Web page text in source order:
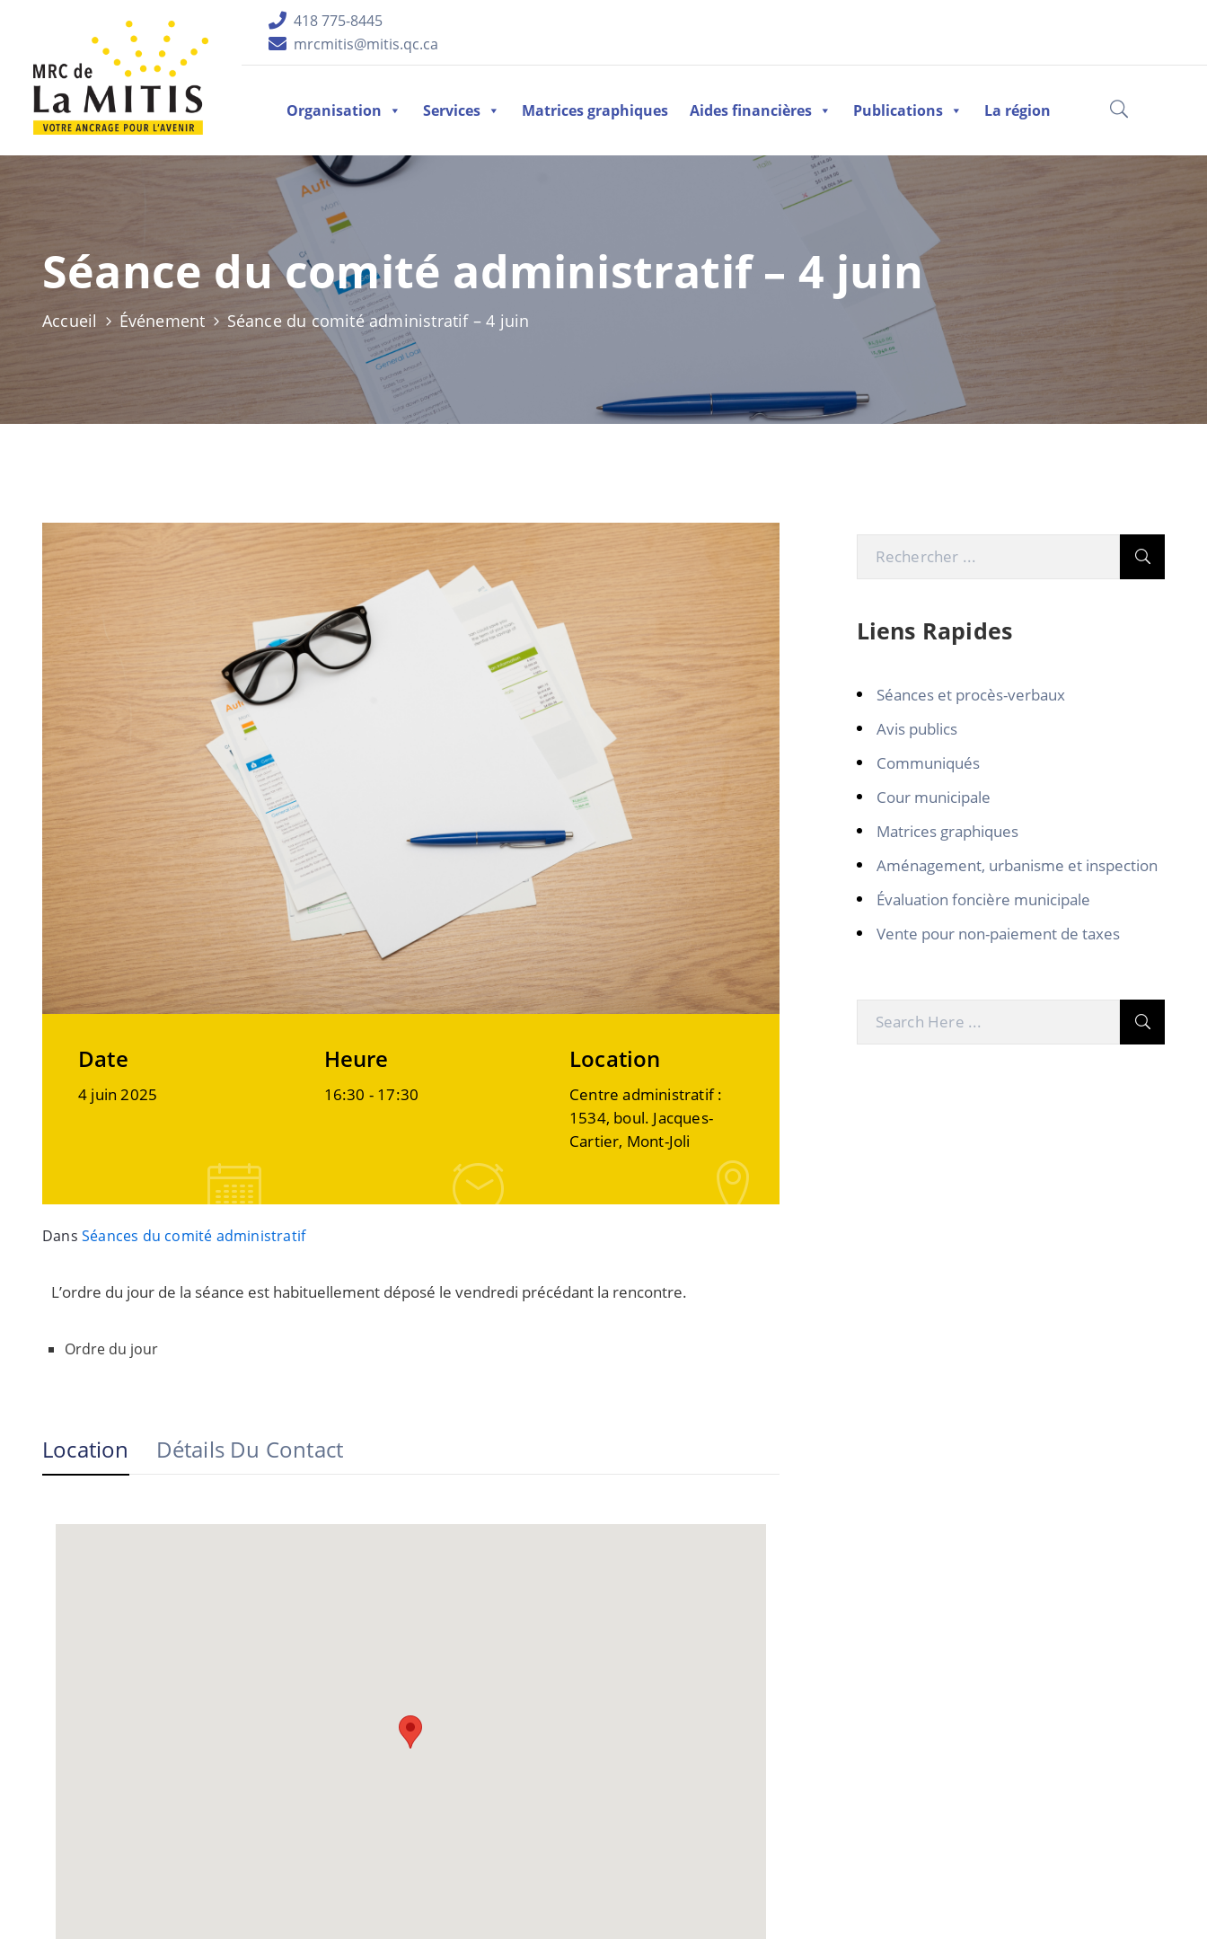
418 775-8445
mrcmitis@mitis.qc.ca
Organisation Services Matrices graphiques Aides financières Publications La région
Séance du comité administratif – 4 juin
Accueil Événement Séance du comité administratif – 4 juin
Date
4 juin 2025
Heure
16:30 - 17:30
Location
Centre administratif :
1534, boul. Jacques-
Cartier, Mont-Joli
Dans Séances du comité administratif
L’ordre du jour de la séance est habituellement déposé le vendredi précédant la rencontre.
Ordre du jour
Location Détails Du Contact
Liens Rapides
Séances et procès-verbaux
Avis publics
Communiqués
Cour municipale
Matrices graphiques
Aménagement, urbanisme et inspection
Évaluation foncière municipale
Vente pour non-paiement de taxes